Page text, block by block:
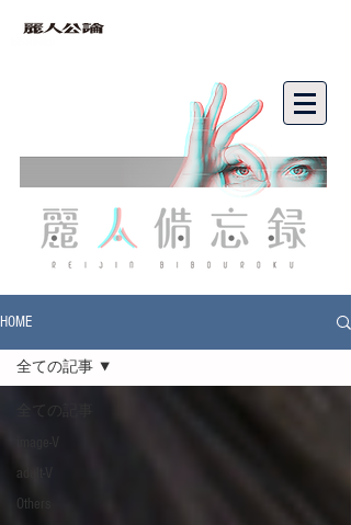
HOME
全ての記事
adult-V
Others
全ての記事